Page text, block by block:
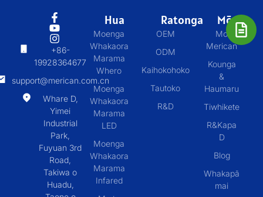
+86-
19928364677
support@merican.com.cn
Whare D,
Yimei
Industrial
Park,
Fuyuan 3rd
Road,
Takiwa o
Huadu,
Hua
Moenga
Whakaora
Marama
Whero
Moenga
Whakaora
Marama
LED
Moenga
Whakaora
Marama
Infared
Ratonga
OEM
ODM
Kaihokohoko
Tautoko
R&D
Mō
Mo
Merican
Kounga
&
Haumaru
Tiwhikete
R&Kapa
D
Blog
Whakapā
mai